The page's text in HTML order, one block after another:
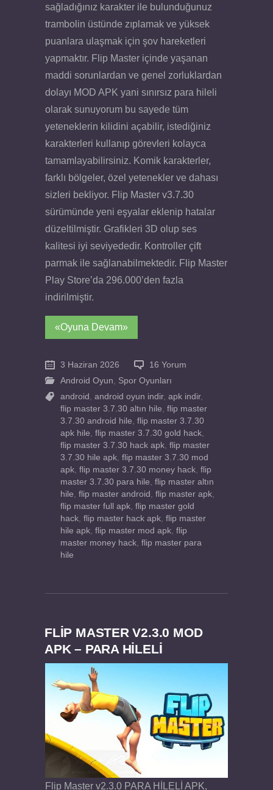
sağladığınız karakter ile bulunduğunuz
trambolin üstünde zıplamak ve yüksek
puanlara ulaşmak için şov hareketleri
yapmaktır. Flip Master içinde yaşanan
maddi sorunlardan ve genel zorluklardan
dolayı MOD APK yani sınırsız para hileli
olarak sunuyorum bu sayede tüm
yeteneklerin kilidini açabilir, istediğiniz
karakterleri kullanıp görevleri kolayca
tamamlayabilirsiniz. Komik karakterler,
farklı bölgeler, özel yetenekler ve dahası
sizleri bekliyor. Flip Master v3.7.30
sürümünde yeni eşyalar eklenip hatalar
düzeltilmiştir. Grafikleri 3D olup ses
kalitesi iyi seviyededir. Kontroller çift
parmak ile sağlanabilmektedir. Flip Master
Play Store’da 296.000’den fazla
indirilmiştir.
«Oyuna Devam»
3 Haziran 2026
16 Yorum
Android Oyun
Spor Oyunları
android
android oyun indir, apk indir,
flip master 3.7.30 altın hile flip master
3.7.30 android hile flip master 3.7.30
apk hile flip master 3.7.30 gold hack
flip master 3.7.30 hack apk flip master
3.7.30 hile apk flip master 3.7.30 mod
apk flip master 3.7.30 money hack flip
master 3.7.30 para hile flip master altın
hile flip master android flip master apk
flip master full apk flip master gold
hack flip master hack apk flip master
hile apk flip master mod apk flip
master money hack flip master para
hile
FLIP MASTER V2.3.0 MOD
APK – PARA HİLELİ
Flip Master v2.3.0 PARA HİLELİ APK,